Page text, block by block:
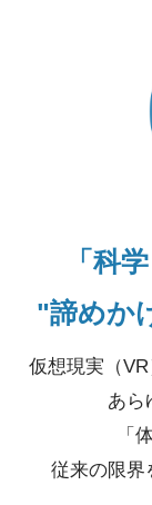
「科
"諦めか
仮想現実（
あら
「
従来の限界